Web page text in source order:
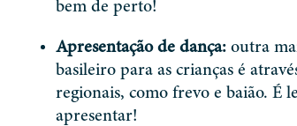
bem de perto!
Apresentação de dança: outra
basileiro para as crianças é
regionais, como frevo e baião. É
apresentar!